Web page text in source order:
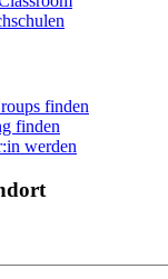
finden
finden
werden